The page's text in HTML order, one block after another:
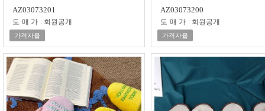
AZ03073201
도매가 : 회원공개
가격자율
AZ03073200
도매가 : 회원공개
가격자율